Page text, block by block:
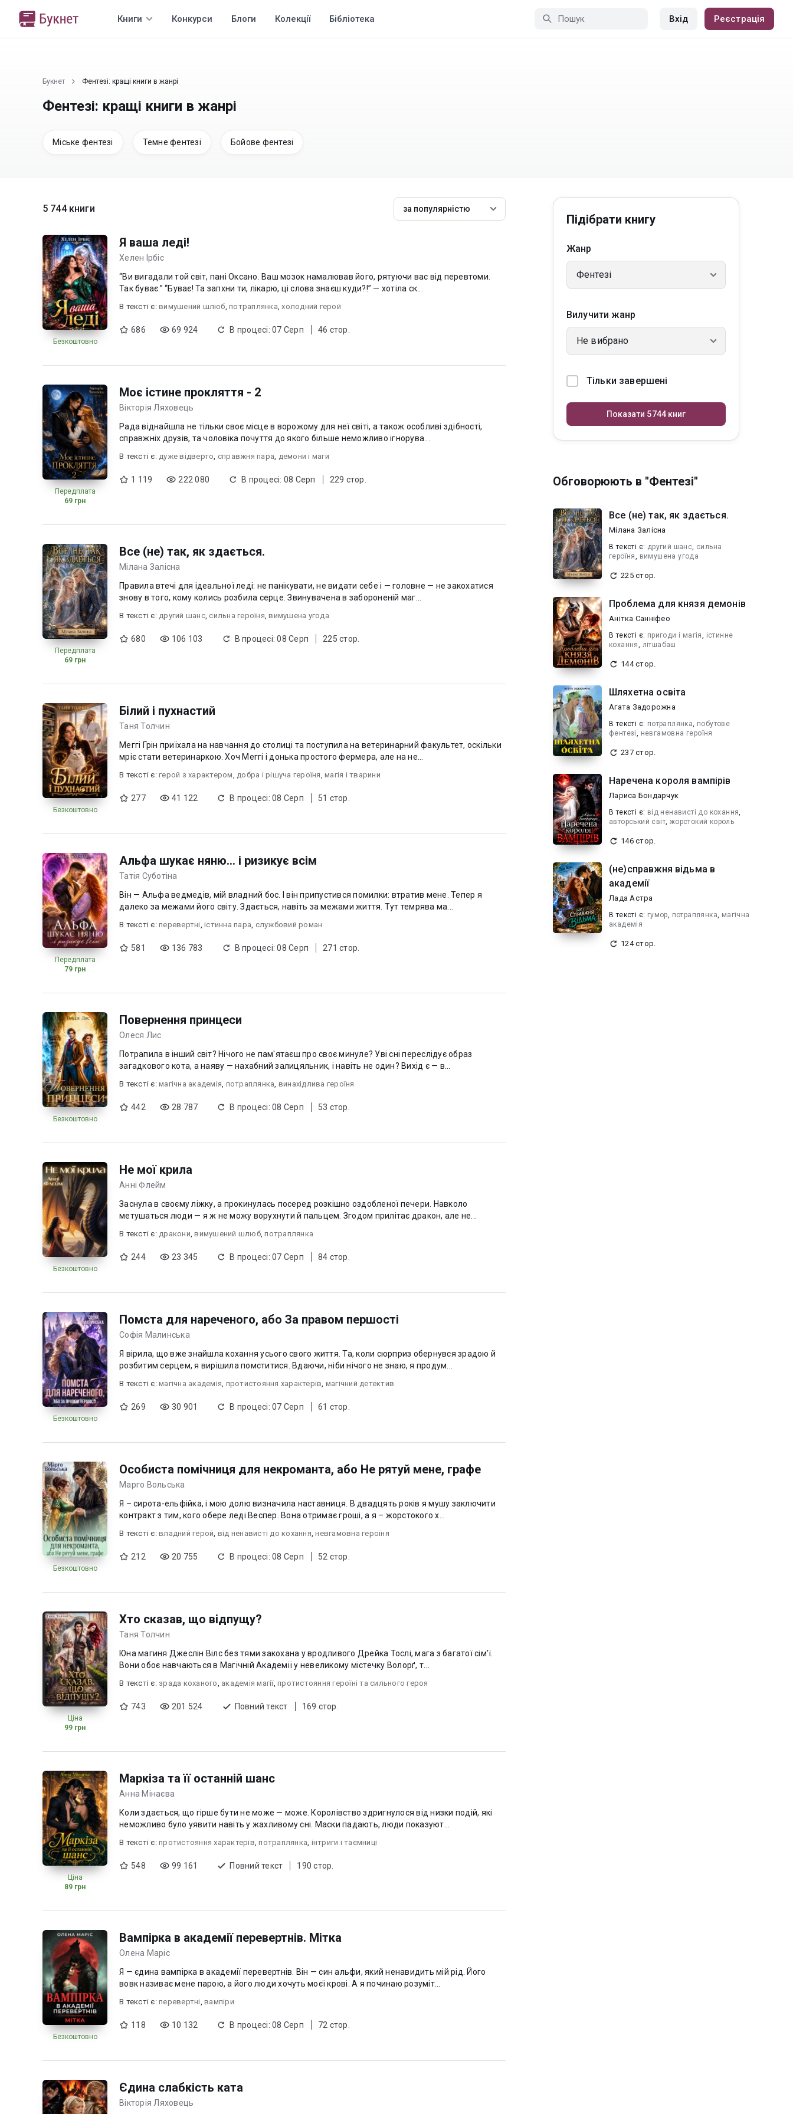
Книги Конкурси Блоги Колекції Бібліотека Вхід Реєстрація
Букнет Фентезі: кращі книги в жанрі
Фентезі: кращі книги в жанрі
Міське фентезі Темне фентезі Бойове фентезі
5 744 книги за популярністю
Безкоштовно
Я ваша леді!
Хелен Ірбіс
“Ви вигадали той світ, пані Оксано. Ваш мозок намалював його, рятуючи вас від перевтоми.
Так буває.” “Буває! Та запхни ти, лікарю, ці слова знаєш куди?!” — хотіла ск...
В текcті є: вимушений шлюб, потраплянка,холодний герой
686 69 924 В процесі: 07 Серп 46 стор.
Передплата
69 грн
Моє істине прокляття - 2
Вікторія Ляховець
Рада віднайшла не тільки своє місце в ворожому для неї світі, а також особливі здібності,
справжніх друзів, та чоловіка почуття до якого більше неможливо ігнорува...
В текcті є: дуже відверто, справжня пара, демони і маги
1 119 222 080 В процесі: 08 Серп 229 стор.
Передплата
69 грн
Все (не) так, як здається.
Мілана Залісна
Правила втечі для ідеальної леді: не панікувати, не видати себе і — головне — не закохатися
знову в того, кому колись розбила серце. Звинувачена в забороненій маг...
В текcті є: другий шанс, сильна героїня,вимушена угода
680 106 103 В процесі: 08 Серп 225 стор.
Безкоштовно
Білий і пухнастий
Таня Толчин
Меггі Грін приїхала на навчання до столиці та поступила на ветеринарний факультет, оскільки
мріє стати ветеринаркою. Хоч Меггі і донька простого фермера, але на не...
В текcті є: герой з характером, добра і рішуча героїня, магія і тварини
277 41 122 В процесі: 08 Серп 51 стор.
Передплата
79 грн
Альфа шукає няню... і ризикує всім
Татія Суботіна
Він — Альфа ведмедів, мій владний бос. І він припустився помилки: втратив мене. Тепер я
далеко за межами його світу. Здається, навіть за межами життя. Тут темрява ма...
В текcті є: перевертні, істинна пара, службовий роман
581 136 783 В процесі: 08 Серп 271 стор.
Безкоштовно
Повернення принцеси
Олеся Лис
Потрапила в інший світ? Нічого не пам'ятаєш про своє минуле? Уві сні переслідує образ
загадкового кота, а наяву — нахабний залицяльник, і навіть не один? Вихід є — в...
В текcті є: магічна академія, потраплянка, винахідлива героїня
442 28 787 В процесі: 08 Серп 53 стор.
Безкоштовно
Не мої крила
Анні Флейм
Заснула в своєму ліжку, а прокинулась посеред розкішно оздобленої печери. Навколо
метушаться люди — я ж не можу ворухнути й пальцем. Згодом прилітає дракон, але не...
В текcті є: дракони,вимушений шлюб,потраплянка
244 23 345 В процесі: 07 Серп 84 стор.
Безкоштовно
Помста для нареченого, або За правом першості
Софія Малинська
Я вірила, що вже знайшла кохання усього свого життя. Та, коли сюрприз обернувся зрадою й
розбитим серцем, я вирішила помститися. Вдаючи, ніби нічого не знаю, я продум...
В текcті є: магічна академія, протистояння характерів, магічний детектив
269 30 901 В процесі: 07 Серп 61 стор.
Безкоштовно
Особиста помічниця для некроманта, або Не рятуй мене, графе
Марго Вольська
Я – сирота-ельфійка, і мою долю визначила наставниця. В двадцять років я мушу заключити
контракт з тим, кого обере леді Веспер. Вона отримає гроші, а я – жорстокого х...
В текcті є: владний герой, від ненависті до кохання,невгамовна героїня
212 20 755 В процесі: 08 Серп 52 стор.
Ціна
99 грн
Хто сказав, що відпущу?
Таня Толчин
Юна магиня Джеслін Вілс без тями закохана у вродливого Дрейка Тослі, мага з багатої сім’ї.
Вони обоє навчаються в Магічній Академії у невеликому містечку Волорґ, т...
В текcті є: зрада коханого, академія магії, протистояння героїні та сильного героя
743 201 524 Повний текст 169 стор.
Ціна
89 грн
Маркіза та її останній шанс
Анна Мінаєва
Коли здається, що гірше бути не може — може. Королівство здригнулося від низки подій, які
неможливо було уявити навіть у жахливому сні. Маски падають, люди показуют...
В текcті є: протистояння характерів,потраплянка, інтриги і таємниці
548 99 161 Повний текст 190 стор.
Безкоштовно
Вампірка в академії перевертнів. Мітка
Олена Маріс
Я — єдина вампірка в академії перевертнів. Він — син альфи, який ненавидить мій рід. Його
вовк називає мене парою, а його люди хочуть моєї крові. А я починаю розуміт...
В текcті є: перевертні, вампіри
118 10 132 В процесі: 08 Серп 72 стор.
Єдина слабкість ката
Вікторія Ляховець
Підібрати книгу
Жанр
Фентезі
Вилучити жанр
Не вибрано
Тільки завершені
Показати 5744 книг
Обговорюють в "Фентезі"
Все (не) так, як здається.
Мілана Залісна
В текcті є: другий шанс, сильна
героїня, вимушена угода
225 стор.
Проблема для князя демонів
Анітка Санніфео
В текcті є: пригоди і магія, істинне
кохання, літшабаш
144 стор.
Шляхетна освіта
Агата Задорожна
В текcті є: потраплянка, побутове
фентезі, невгамовна героїня
237 стор.
Наречена короля вампірів
Лариса Бондарчук
В текcті є: від ненависті до кохання,
авторський світ, жорстокий король
146 стор.
(не)справжня відьма в
академії
Лада Астра
В текcті є: гумор, потраплянка, магічна
академія
124 стор.